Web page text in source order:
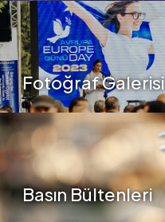
Fotoğraf Galerisi
Basın Bültenleri